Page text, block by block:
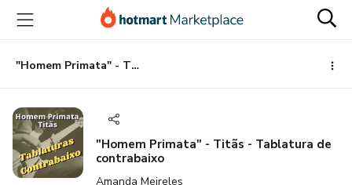
para
conteúdo
principal
para
pagamento
para
rodapé
"Homem Primata" - Titãs - Tablatura de contrabaixo
"Homem Primata" - Titãs - Tablatura de
contrabaixo
Amanda Meireles